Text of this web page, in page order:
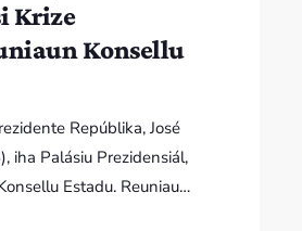
Krize
Konsellu
Repúblika, José
iha Palásiu Prezidensiál,
Estadu. Reuniaun
ba